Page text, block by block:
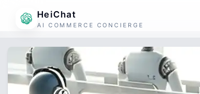
HeiChat
AI COMMERCE CONCIERGE